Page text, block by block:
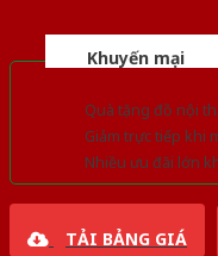
Khuyến mại
Quà tặng đồ nội
Giảm trực tiếp khi
Nhiều ưu đãi lớn
TẢI BẢNG GIÁ